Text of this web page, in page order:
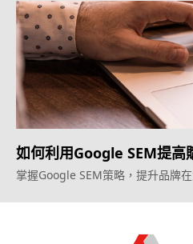
如何利用Google SEM提高
掌握Google SEM策略，提升品牌